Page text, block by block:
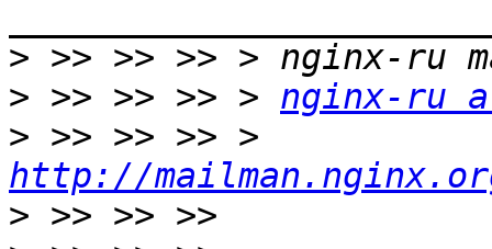
>
> >> >> >> > nginx-ru
>
http://
>